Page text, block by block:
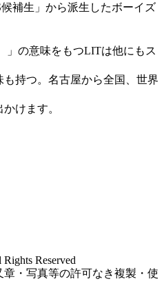
補生」から派生したボーイズ
」の意味をもつLITは他にもス
持つ。名古屋から全国、世界
けます。
Reserved
・写真等の許可なき複製・使